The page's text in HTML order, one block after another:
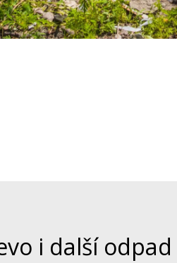
i další odpad